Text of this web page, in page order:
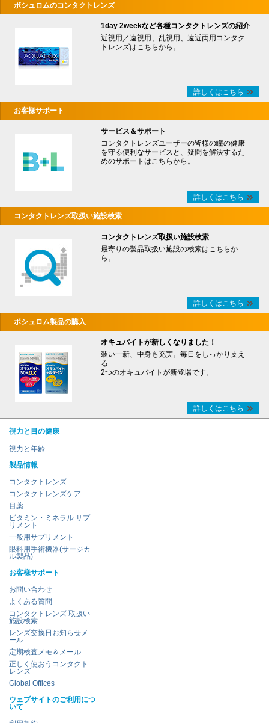
ボシュロムのコンタクトレンズ
1day 2weekなど各種コンタクトレンズの紹介
近視用／遠視用、乱視用、遠近両用コンタク
トレンズはこちらから。
詳しくはこちら
お客様サポート
サービス＆サポート
コンタクトレンズユーザーの皆様の瞳の健康
を守る便利なサービスと、疑問を解決するた
めのサポートはこちらから。
詳しくはこちら
コンタクトレンズ取扱い施設検索
コンタクトレンズ取扱い施設検索
最寄りの製品取扱い施設の検索はこちらか
ら。
詳しくはこちら
ボシュロム製品の購入
オキュバイトが新しくなりました！
装い一新、中身も充実。毎日をしっかり支え
る
2つのオキュバイトが新登場です。
詳しくはこちら
視力と目の健康
視力と年齢
製品情報
コンタクトレンズ
コンタクトレンズケア
目薬
ビタミン・ミネラル サプ
リメント
一般用サプリメント
眼科用手術機器(サージカ
ル製品)
お客様サポート
お問い合わせ
よくある質問
コンタクトレンズ 取扱い
施設検索
レンズ交換日お知らせメ
ール
定期検査メモ＆メール
正しく使おうコンタクト
レンズ
Global Offices
ウェブサイトのご利用につ
いて